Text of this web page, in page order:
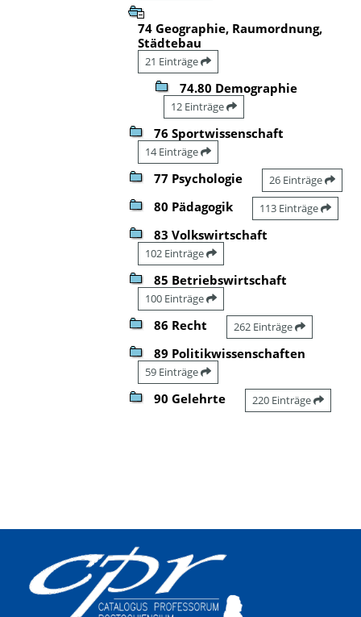
74 Geographie, Raumordnung,
Städtebau
21 Einträge
74.80 Demographie
12 Einträge
76 Sportwissenschaft
14 Einträge
77 Psychologie 26 Einträge
80 Pädagogik 113 Einträge
83 Volkswirtschaft
102 Einträge
85 Betriebswirtschaft
100 Einträge
86 Recht 262 Einträge
89 Politikwissenschaften
59 Einträge
90 Gelehrte 220 Einträge